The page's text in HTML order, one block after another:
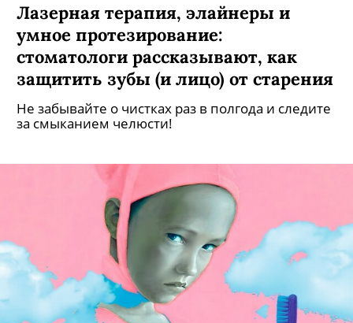
Лазерная терапия, элайнеры и
умное протезирование:
стоматологи рассказывают, как
защитить зубы (и лицо) от старения
Не забывайте о чистках раз в полгода и следите
за смыканием челюсти!